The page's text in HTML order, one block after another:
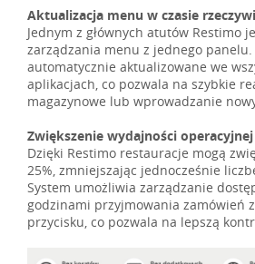
Aktualizacja menu w czasie
Jednym z głównych atutów Restimo
zarządzania menu z jednego panelu.
automatycznie aktualizowane we
aplikacjach, co pozwala na szybkie
magazynowe lub wprowadzanie
Zwiększenie wydajności operacyjnej
Dzięki Restimo restauracje mogą
25%, zmniejszając jednocześnie
System umożliwia zarządzanie
godzinami przyjmowania zamówień
przycisku, co pozwala na lepszą